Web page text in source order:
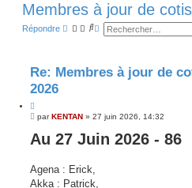
Membres à jour de
Répondre
R
r
R
r
v
Re: Membres à jour de
2026
e
M
s
s
e
parKENTAN » 27 juin 2026, 14:32
Au 27 Juin 2026 - 86
Agena : Erick,
Akka : Patrick,